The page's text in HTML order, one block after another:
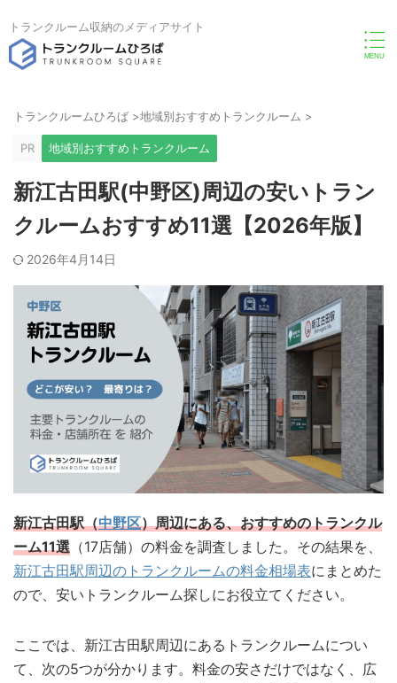
トランクルーム収納のメディアサイト
トランクルームひろば >地域別おすすめトランクルーム >
PR 地域別おすすめトランクルーム
新江古田駅(中野区)周辺の安いトラン
クルームおすすめ11選【2026年版】
2026年4月14日
新江古田駅（中野区）周辺にある、おすすめのトランクル
ーム11選 （17店舗）の料金を調査しました。その結果を、
新江古田駅周辺のトランクルームの料金相場表にまとめた
ので、安いトランクルーム探しにお役立てください。
ここでは、新江古田駅周辺にあるトランクルームについ
て、次の5つが分かります。料金の安さだけではなく、広